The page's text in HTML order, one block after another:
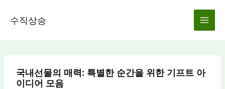
수직상승
국내선물의 매력: 특별한 순간을 위한 기프트 아
이디어 모음